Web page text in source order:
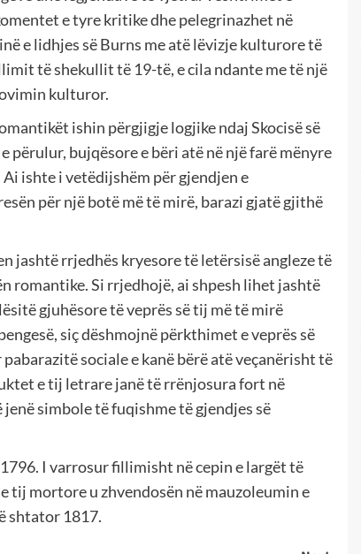
e tyre kritike dhe pelegrinazhet në
e lidhjes së Burns me atë lëvizje kulturore të
të shekullit të 19-të, e cila ndante me të një
kulturor.
ishin përgjigje logjike ndaj Skocisë së
bujqësore e bëri atë në një farë mënyre
ishte i vetëdijshëm për gjendjen e
për një botë më të mirë, barazi gjatë gjithë
jashtë rrjedhës kryesore të letërsisë angleze të
romantike. Si rrjedhojë, ai shpesh lihet jashtë
gjuhësore të veprës së tij më të mirë
siç dëshmojnë përkthimet e veprës së
sociale e kanë bërë atë veçanërisht të
e tij letrare janë të rrënjosura fort në
simbole të fuqishme të gjendjes së
I varrosur fillimisht në cepin e largët të
tij mortore u zhvendosën në mauzoleumin e
shtator 1817.